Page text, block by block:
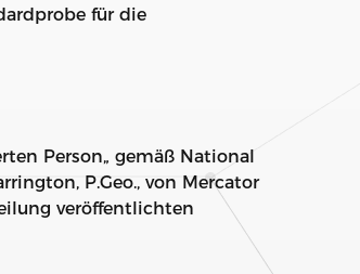
für die
Person„ gemäß National
P.Geo., von Mercator
veröffentlichten